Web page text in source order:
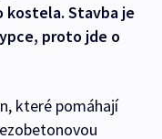
kostela. Stavba je
proto jde o
které pomáhají